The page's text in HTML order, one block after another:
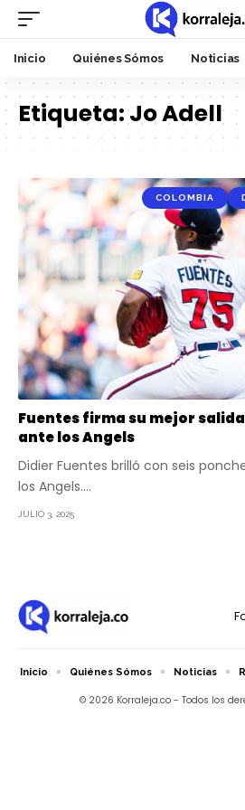
Inicio Quiénes Sómos Noticias
Etiqueta:Jo Adell
COLOMBIA
Fuentes firma su mejor
ante los Angels
Didier Fuentes brilló con seis
los Angels.…
JULIO 3, 2025
© 2026 Korraleja.co - Todos los
Inicio Quiénes Sómos Noticias